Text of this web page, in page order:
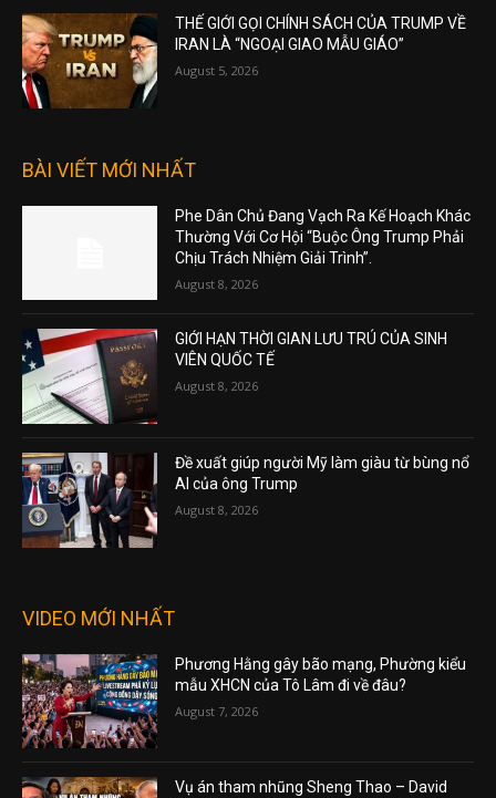
THẾ GIỚI GỌI CHÍNH SÁCH CỦA TRUMP VỀ
IRAN LÀ “NGOẠI GIAO MẪU GIÁO”
August 5, 2026
BÀI VIẾT MỚI NHẤT
Phe Dân Chủ Đang Vạch Ra Kế Hoạch Khác
Thường Với Cơ Hội “Buộc Ông Trump Phải
Chịu Trách Nhiệm Giải Trình”.
August 8, 2026
GIỚI HẠN THỜI GIAN LƯU TRÚ CỦA SINH
VIÊN QUỐC TẾ
August 8, 2026
Đề xuất giúp người Mỹ làm giàu từ bùng nổ
AI của ông Trump
August 8, 2026
VIDEO MỚI NHẤT
Phương Hằng gây bão mạng, Phường kiểu
mẫu XHCN của Tô Lâm đi về đâu?
August 7, 2026
Vụ án tham nhũng Sheng Thao – David